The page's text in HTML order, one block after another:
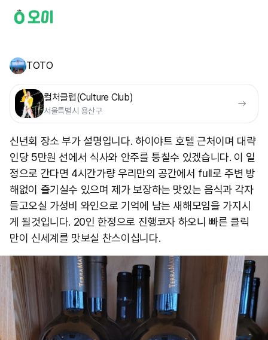
TOTO
컬처클럽(Culture Club)
서울특별시 용산구
신년회 장소 부가 설명입니다. 하이야트 호텔 근처이며 대략
인당 5만원 선에서 식사와 안주를 퉁칠수 있겠습니다. 이 일
정으로 간다면 4시간가량 우리만의 공간에서 full로 주변 방
해없이 즐기실수 있으며 제가 보장하는 맛있는 음식과 각자
들고오실 가성비 와인으로 기억에 남는 새해모임을 가지시
게 될것입니다. 20인 한정으로 진행코자 하오니 빠른 클릭
만이 신세계를 맛보실 찬스이십니다.